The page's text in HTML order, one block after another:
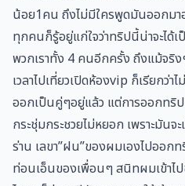
น้อย1คน ถึงไม่มีใครพูดมันออกมา
ทุกคนก็รู้อยู่แก่ใจว่าทริปนี้น่าจะได้
พวกเราทั้ง 4 คนอีกครั้ง ถึงแม้จริง
เวลาไปเที่ยวเปิดห้องvip ก็เรียกว่า
ออกเป็นคู่ๆอยู่แล้ว แต่การออกท
กระชุ่มกระชวยไม่หยอก เพราะมัน
ร่าน เลขา”ฝน”ของผมเองไปออกท
ท่อนเอ็นของเพื่อนๆ สนิทผมเข้าไป